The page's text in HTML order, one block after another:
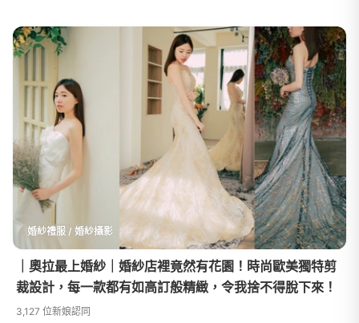
婚紗禮服 / 婚紗攝影
｜奧拉最上婚紗｜婚紗店裡竟然有花園！時尚歐美獨特剪
裁設計，每一款都有如高訂般精緻，令我捨不得脫下來！
3,127 位新娘認同